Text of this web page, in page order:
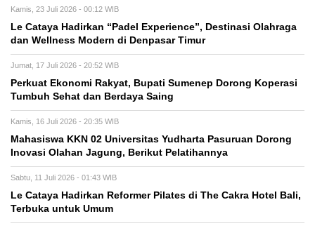
Kamis, 23 Juli 2026 - 00:12 WIB
Le Cataya Hadirkan “Padel Experience”, Destinasi Olahraga
dan Wellness Modern di Denpasar Timur
Jumat, 17 Juli 2026 - 20:52 WIB
Perkuat Ekonomi Rakyat, Bupati Sumenep Dorong Koperasi
Tumbuh Sehat dan Berdaya Saing
Kamis, 16 Juli 2026 - 20:35 WIB
Mahasiswa KKN 02 Universitas Yudharta Pasuruan Dorong
Inovasi Olahan Jagung, Berikut Pelatihannya
Sabtu, 11 Juli 2026 - 01:43 WIB
Le Cataya Hadirkan Reformer Pilates di The Cakra Hotel Bali,
Terbuka untuk Umum